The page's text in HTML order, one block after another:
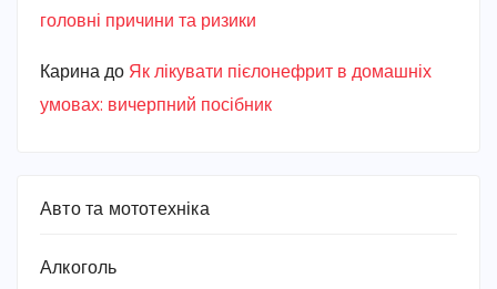
головні причини та ризики
Карина до Як лікувати пієлонефрит в домашніх
умовах: вичерпний посібник
Авто та мототехніка
Алкоголь